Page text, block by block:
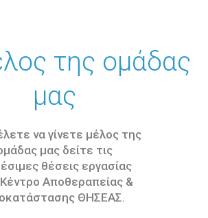
της ομάδας
μας
να γίνετε μέλος της
μας δείτε τις
θέσεις εργασίας
Αποθεραπείας &
ΘΗΣΕΑΣ.